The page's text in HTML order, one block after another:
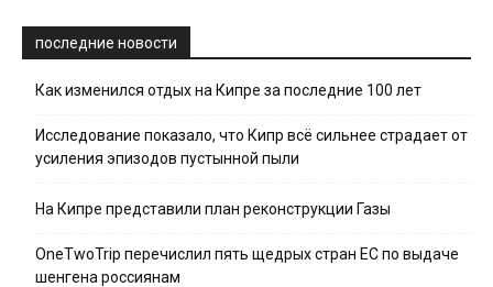
последние новости
Как изменился отдых на Кипре за последние 100 лет
Исследование показало, что Кипр всё сильнее страдает от
усиления эпизодов пустынной пыли
На Кипре представили план реконструкции Газы
OneTwoTrip перечислил пять щедрых стран ЕС по выдаче
шенгена россиянам